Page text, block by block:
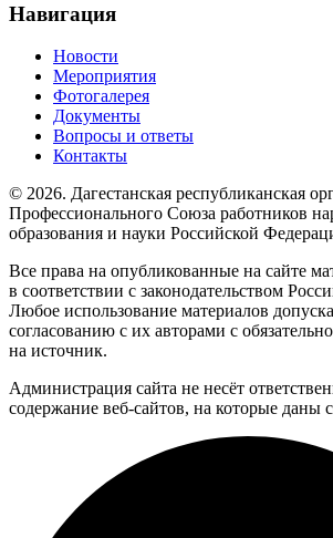
Навигация
Новости
Мероприятия
Фотогалерея
Документы
Вопросы и ответы
Контакты
© 2026. Дагестанская республиканская
Профессионального Союза работников
образования и науки Российской
Все права на опубликованные на сайте
в соответствии с законодательством
Любое использование материалов
согласованию с их авторами с
на источник.
Администрация сайта не несёт
содержание веб-сайтов, на которые даны